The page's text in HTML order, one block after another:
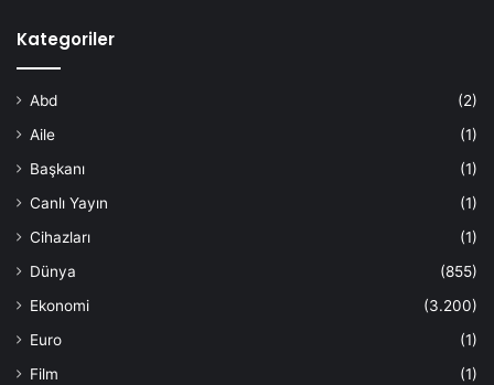
Kategoriler
Abd
(2)
Aile
(1)
Başkanı
(1)
Canlı Yayın
(1)
Cihazları
(1)
Dünya
(855)
Ekonomi
(3.200)
Euro
(1)
Film
(1)